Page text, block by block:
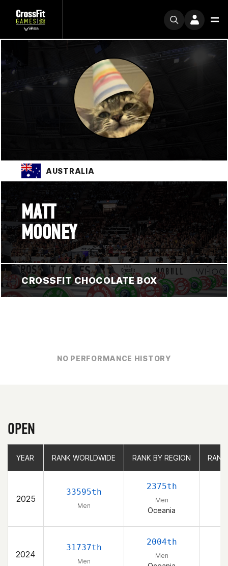
AUSTRALIA
MATT
MOONEY
CROSSFIT CHOCOLATE BOX
NO PERFORMANCE HISTORY
OPEN
YEAR RANK WORLDWIDE RANK BY REGION
2025
33595th
Men
2375th
Men
Oceania
2024
31737th
Men
2004th
Men
YEAR RANK WORLDWIDE RANK BY REGION